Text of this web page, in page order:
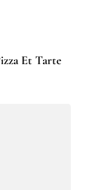
Et Tarte